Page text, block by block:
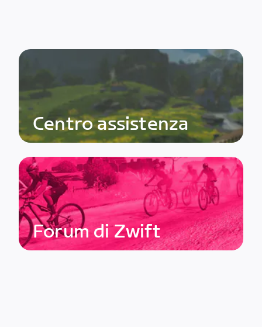
Centro assistenza
Forum di Zwift